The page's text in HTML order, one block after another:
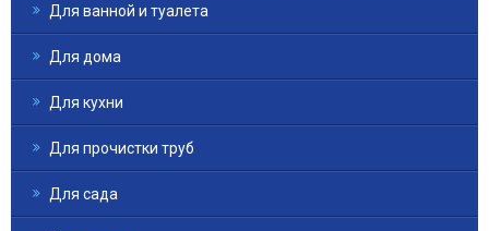
Для ванной и туалета
Для дома
Для кухни
Для прочистки труб
Для сада